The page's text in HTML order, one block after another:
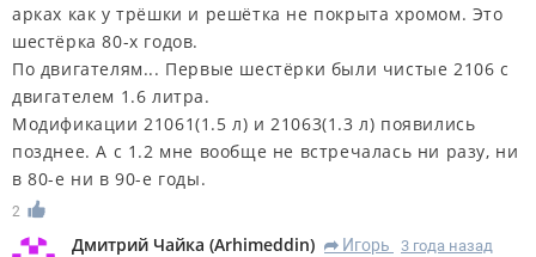
арках как у трёшки и решётка не покрыта хромом. Это
шестёрка 80-х годов.
По двигателям... Первые шестёрки были чистые 2106 с
двигателем 1.6 литра.
Модификации 21061(1.5 л) и 21063(1.3 л) появились
позднее. А с 1.2 мне вообще не встречалась ни разу, ни
в 80-е ни в 90-е годы.
2
Дмитрий Чайка (Arhimeddin) R Игорь 3 года назад